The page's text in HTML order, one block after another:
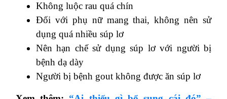
Không luộc rau quá chín
Đối với phụ nữ mang thai, không nên sử
dụng quá nhiều súp lơ
Nên hạn chế sử dụng súp lơ với người bị
bệnh dạ dày
Người bị bệnh gout không được ăn súp lơ